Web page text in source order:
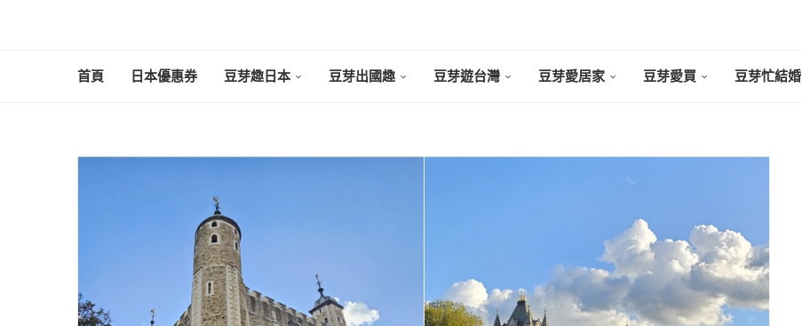
首頁 日本優惠券 豆芽趣日本 豆芽出國趣 豆芽遊台灣 豆芽愛居家 豆芽愛買 豆芽忙結婚